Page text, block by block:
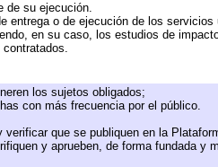
de su ejecución.
entrega o de ejecución de los servicios
en su caso, los estudios de
los sujetos obligados;
con más frecuencia por el público.
que se publiquen en la
y aprueben, de forma fundada y